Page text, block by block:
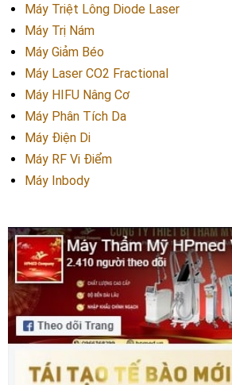
Máy Triệt Lông Diode Laser
Máy Trị Nám
Máy Giảm Béo
Máy Laser CO2 Fractional
Máy HIFU Nâng Cơ
Máy Phân Tích Da
Máy Điện Di
Máy RF Vi Điểm
Máy Inbody